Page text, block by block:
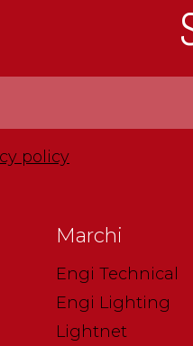
policy
Marchi
Engi Technical
Engi Lighting
Lightnet